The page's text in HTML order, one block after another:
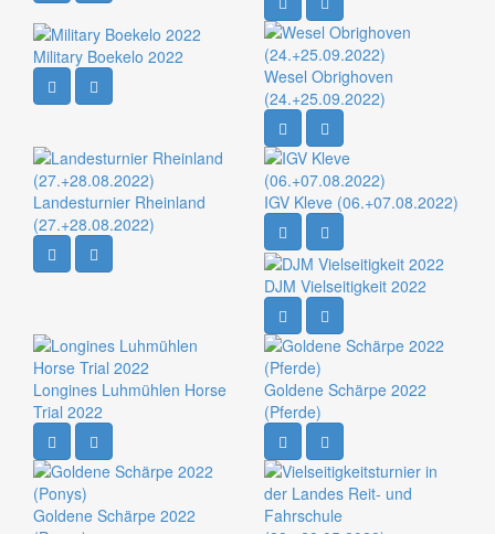
Military Boekelo 2022
Wesel Obrighoven
(24.+25.09.2022)
Landesturnier Rheinland
(27.+28.08.2022)
IGV Kleve (06.+07.08.2022)
DJM Vielseitigkeit 2022
Longines Luhmühlen Horse
Trial 2022
Goldene Schärpe 2022
(Pferde)
Goldene Schärpe 2022